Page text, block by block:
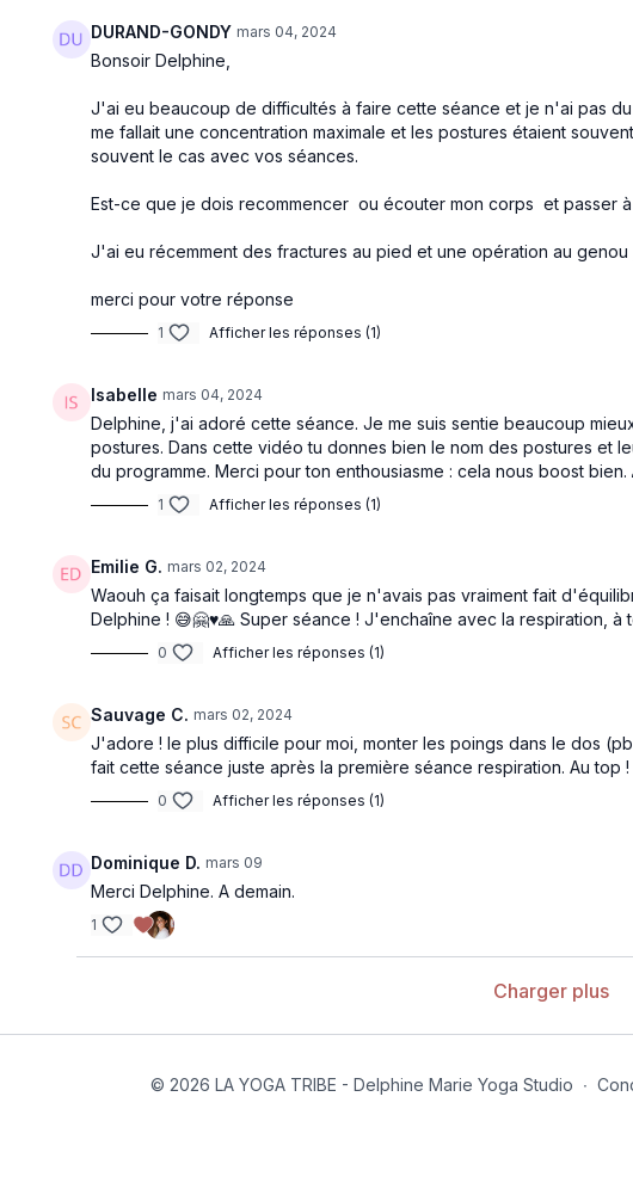
DURAND-GONDY mars 04, 2024
Bonsoir Delphine,
J'ai eu beaucoup de difficultés à faire cette séance et je n'ai pas
me fallait une concentration maximale et les postures étaient
souvent le cas avec vos séances.
Est-ce que je dois recommencer ou écouter mon corps et passer
J'ai eu récemment des fractures au pied et une opération au
merci pour votre réponse
1 Afficher les réponses (1)
Isabelle mars 04, 2024
Delphine, j'ai adoré cette séance. Je me suis sentie beaucoup
postures. Dans cette vidéo tu donnes bien le nom des postures et
du programme. Merci pour ton enthousiasme : cela nous boost bien.
1 Afficher les réponses (1)
Emilie G. mars 02, 2024
Waouh ça faisait longtemps que je n'avais pas vraiment fait
Delphine ! 😅🤗♥️🙏 Super séance ! J'enchaîne avec la respiration, à
0 Afficher les réponses (1)
Sauvage C. mars 02, 2024
J'adore ! le plus difficile pour moi, monter les poings dans le dos
fait cette séance juste après la première séance respiration. Au top
0 Afficher les réponses (1)
Dominique D. mars 09
Merci Delphine. A demain.
1
Charger plus
© 2026 LA YOGA TRIBE - Delphine Marie Yoga Studio ∙